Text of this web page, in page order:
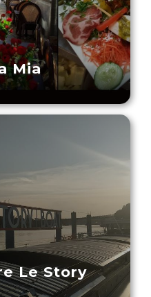
Mia
Le Story